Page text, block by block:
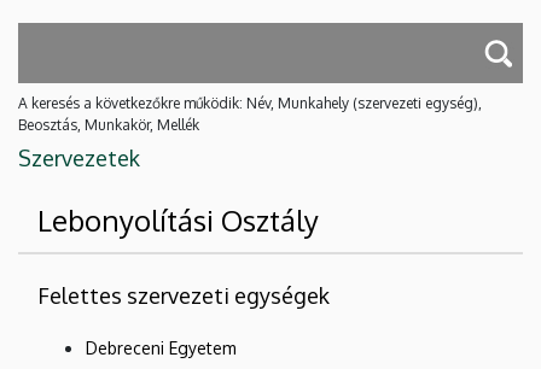
A keresés a következőkre működik: Név, Munkahely (szervezeti egység),
Beosztás, Munkakör, Mellék
Szervezetek
Lebonyolítási Osztály
Felettes szervezeti egységek
Debreceni Egyetem